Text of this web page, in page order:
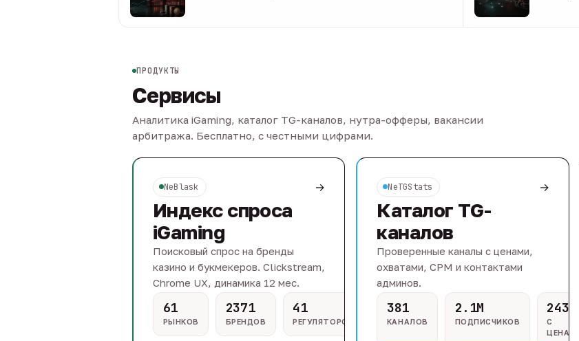
08 авг
ПРОДУКТЫ
Сервисы
Аналитика iGaming, каталог TG-каналов, нутра-офферы, вакансии
арбитража. Бесплатно, с честными цифрами.
NeBlask →
Индекс спроса
iGaming
Поисковый спрос на бренды
казино и букмекеров. Clickstream,
Chrome UX, динамика 12 мес.
61
РЫНКОВ
2371
БРЕНДОВ
41
РЕГУЛЯТОРОВ
NeTGStats →
Каталог TG-
каналов
Проверенные каналы с ценами,
охватами, CPM и контактами
админов.
381
КАНАЛОВ
2.1M
ПОДПИСЧИКОВ
243
С
ЦЕНАМИ